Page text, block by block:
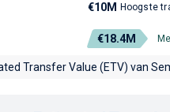
€10M Hoogste
€18.4M
Transfer Value (ETV) van